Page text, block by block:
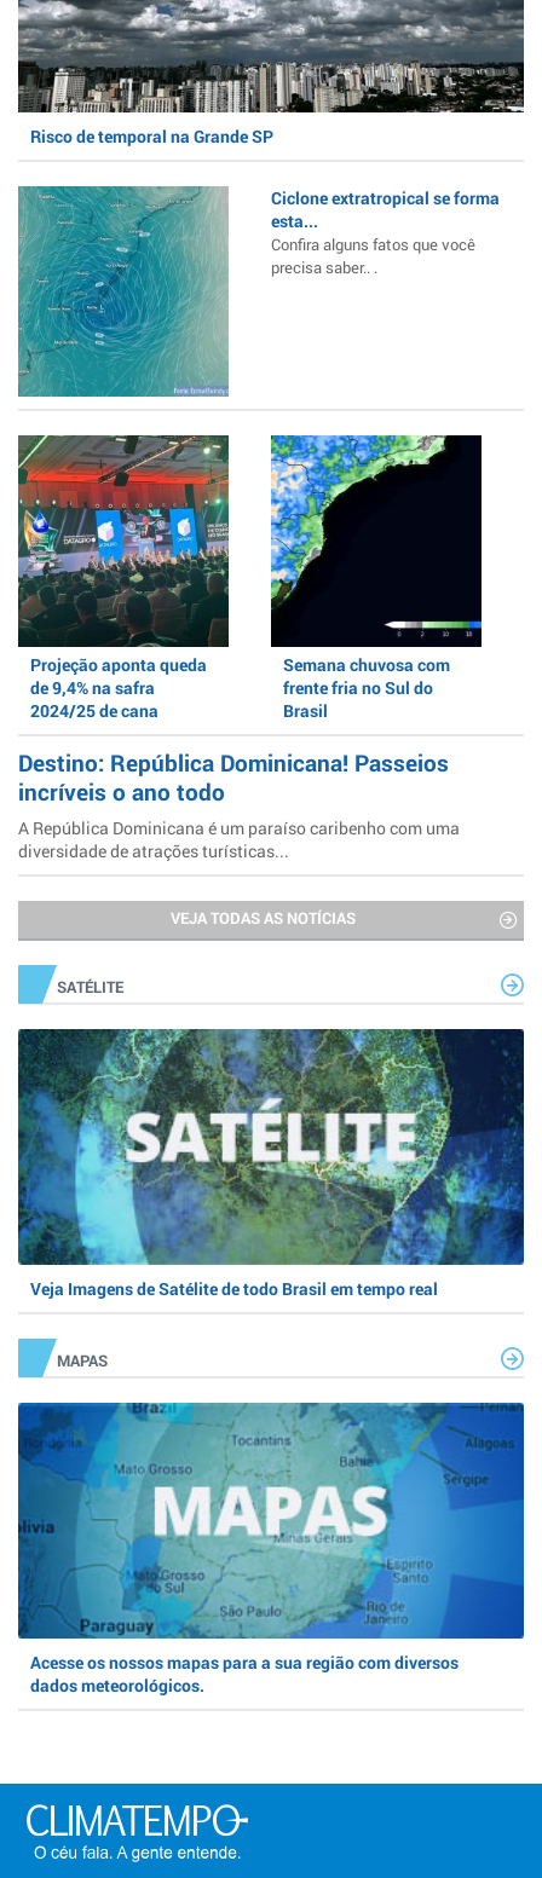
Risco de temporal na Grande SP
Ciclone extratropical se forma
esta...
Confira alguns fatos que você
precisa saber.. .
Projeção aponta queda
de 9,4% na safra
2024/25 de cana
Semana chuvosa com
frente fria no Sul do
Brasil
Destino: República Dominicana! Passeios
incríveis o ano todo
A República Dominicana é um paraíso caribenho com uma
diversidade de atrações turísticas...
VEJA TODAS AS NOTÍCIAS
SATÉLITE
Veja Imagens de Satélite de todo Brasil em tempo real
MAPAS
Acesse os nossos mapas para a sua região com diversos
dados meteorológicos.